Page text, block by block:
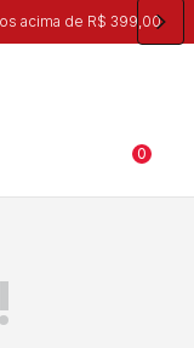
acima de R$ 399,00
0